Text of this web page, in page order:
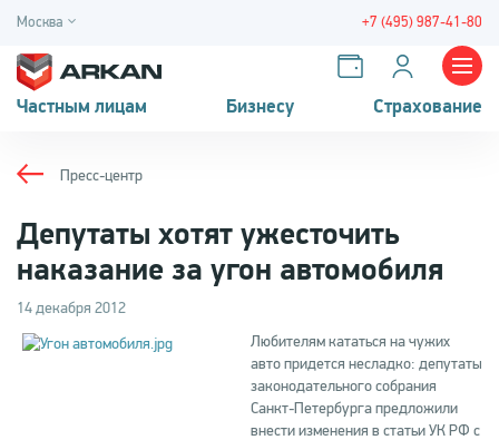
Москва +7 (495) 987-41-80
Частным лицам Бизнесу Страхование
Пресс-центр
Депутаты хотят ужесточить
наказание за угон автомобиля
14 декабря 2012
Любителям кататься на чужих
авто придется несладко: депутаты
законодательного собрания
Санкт-Петербурга предложили
внести изменения в статьи УК РФ с